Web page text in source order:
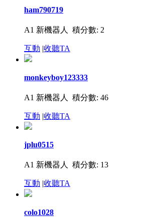
ham790719
A1 新機器人 積分數: 2
互動 |收聽TA
monkeyboy123333
A1 新機器人 積分數: 46
互動 |收聽TA
jplu0515
A1 新機器人 積分數: 13
互動 |收聽TA
colo1028